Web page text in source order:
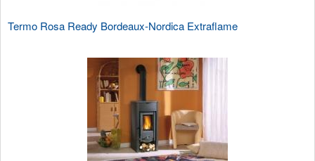
Termo Rosa Ready Bordeaux-Nordica Extraflame